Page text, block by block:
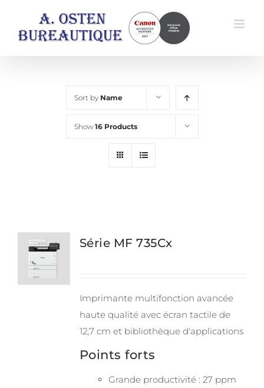
content
Sort by Name
Show 16 Products
Série MF 735Cx
Imprimante multifonction avancée
haute qualité avec écran tactile de
12,7 cm et bibliothèque d'applications
Points forts
Grande productivité : 27 ppm